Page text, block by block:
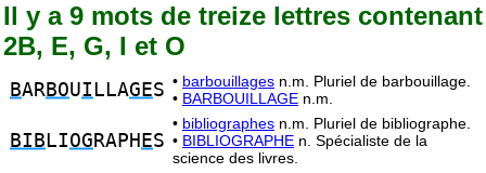
Il y a 9 mots de treize lettres contenant
2B, E, G, I et O
BARBOUI LLAGES • barbouillages n.m. Pluriel de barbouillage.
• BARBOUILLAGE n.m.
BIB LIOG RAPH ES
• bibliographes n.m. Pluriel de bibliographe.
• BIBLIOGRAPHE n. Spécialiste de la
science des livres.